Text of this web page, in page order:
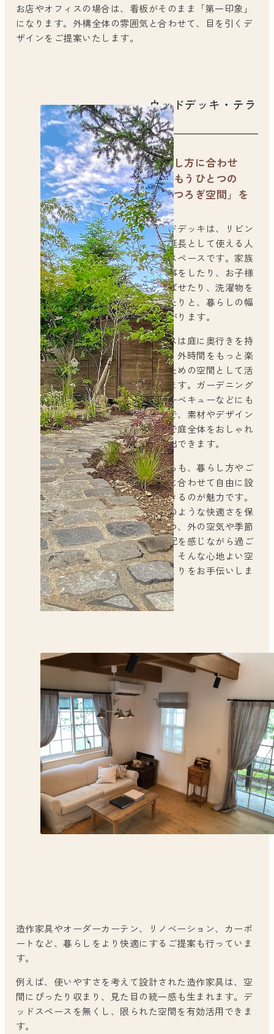
お店やオフィスの場合は、看板がそのまま「第一印象」
になります。外構全体の雰囲気と合わせて、目を引くデ
ザインをご提案いたします。
ウッドデッキ・テラ
ス
過ごし方に合わせ
て、もうひとつの
「くつろぎ空間」を
ウッドデッキは、リビン
グの延長として使える人
気のスペースです。家族
で食事をしたり、お子様
を遊ばせたり、洗濯物を
干したりと、暮らしの幅
が広がります。
テラスは庭に奥行きを持
たせ、外時間をもっと楽
しむための空間として活
躍します。ガーデニング
やバーベキューなどにも
最適で、素材やデザイン
次第で庭全体をおしゃれ
に演出できます。
どちらも、暮らし方やご
要望に合わせて自由に設
計できるのが魅力です。
室内のような快適さを保
ちつつ、外の空気や季節
の気配を感じながら過ご
せる、そんな心地よい空
間づくりをお手伝いしま
す。
造作家具やオーダーカーテン、リノベーション、カーポ
ートなど、暮らしをより快適にするご提案も行っていま
す。
例えば、使いやすさを考えて設計された造作家具は、空
間にぴったり収まり、見た目の統一感も生まれます。デ
ッドスペースを無くし、限られた空間を有効活用できま
す。